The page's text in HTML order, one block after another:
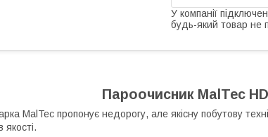
У компанії
будь-який товар не
Пароочисник MalTec
MalTec пропонує недорогу, але якісну побутову
якості.